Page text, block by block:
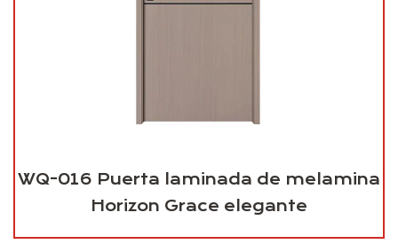
WQ-016 Puerta laminada de melamina
Horizon Grace elegante